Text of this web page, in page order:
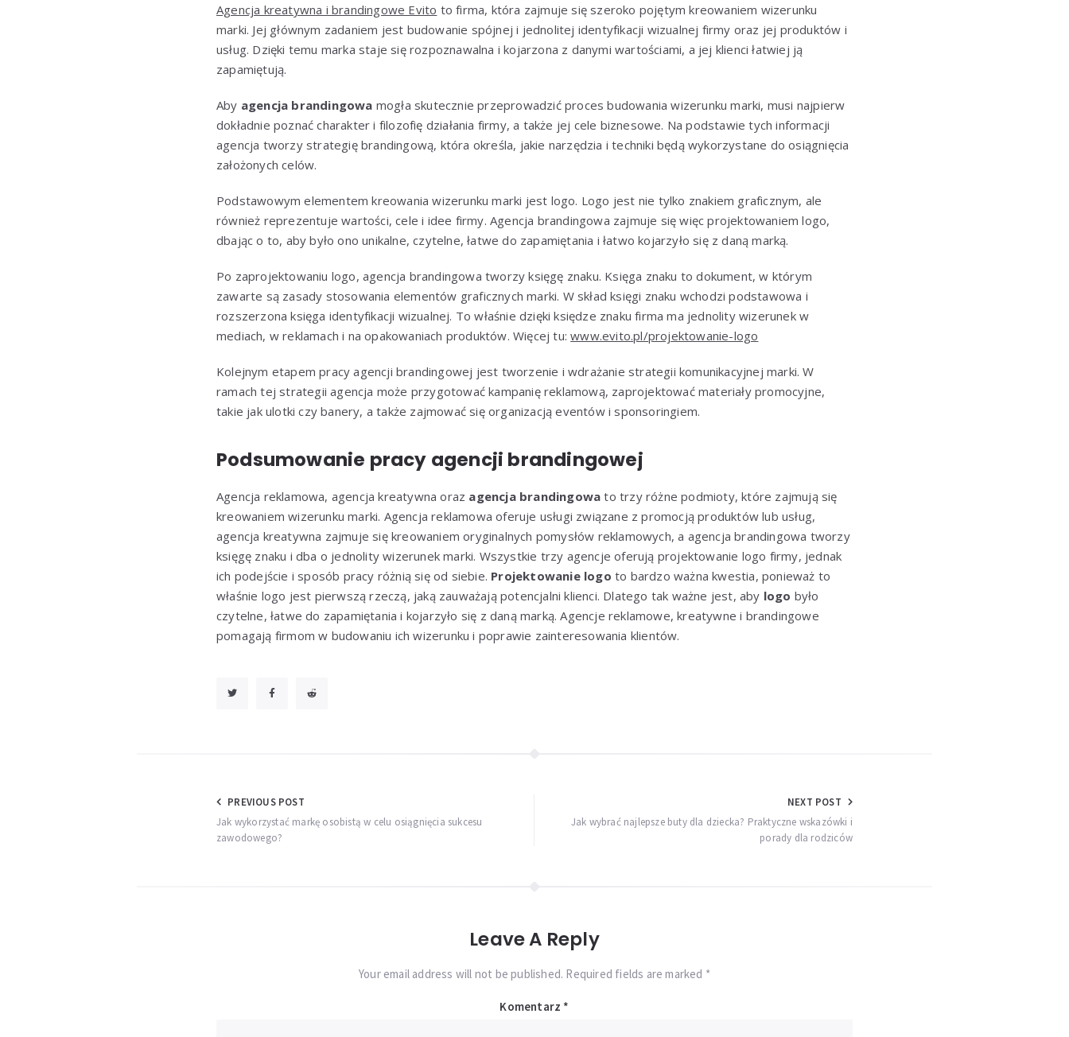
Agencja kreatywna i brandingowe Evito to firma, która zajmuje się szeroko pojętym kreowaniem wizerunku
marki. Jej głównym zadaniem jest budowanie spójnej i jednolitej identyfikacji wizualnej firmy oraz jej produktów i
usług. Dzięki temu marka staje się rozpoznawalna i kojarzona z danymi wartościami, a jej klienci łatwiej ją
zapamiętują.
Aby agencja brandingowa mogła skutecznie przeprowadzić proces budowania wizerunku marki, musi najpierw
dokładnie poznać charakter i filozofię działania firmy, a także jej cele biznesowe. Na podstawie tych informacji
agencja tworzy strategię brandingową, która określa, jakie narzędzia i techniki będą wykorzystane do osiągnięcia
założonych celów.
Podstawowym elementem kreowania wizerunku marki jest logo. Logo jest nie tylko znakiem graficznym, ale
również reprezentuje wartości, cele i idee firmy. Agencja brandingowa zajmuje się więc projektowaniem logo,
dbając o to, aby było ono unikalne, czytelne, łatwe do zapamiętania i łatwo kojarzyło się z daną marką.
Po zaprojektowaniu logo, agencja brandingowa tworzy księgę znaku. Księga znaku to dokument, w którym
zawarte są zasady stosowania elementów graficznych marki. W skład księgi znaku wchodzi podstawowa i
rozszerzona księga identyfikacji wizualnej. To właśnie dzięki księdze znaku firma ma jednolity wizerunek w
mediach, w reklamach i na opakowaniach produktów. Więcej tu:www.evito.pl/projektowanie-logo
Kolejnym etapem pracy agencji brandingowej jest tworzenie i wdrażanie strategii komunikacyjnej marki. W
ramach tej strategii agencja może przygotować kampanię reklamową, zaprojektować materiały promocyjne,
takie jak ulotki czy banery, a także zajmować się organizacją eventów i sponsoringiem.
Podsumowanie pracy agencji brandingowej
Agencja reklamowa, agencja kreatywna oraz agencja brandingowa to trzy różne podmioty, które zajmują się
kreowaniem wizerunku marki. Agencja reklamowa oferuje usługi związane z promocją produktów lub usług,
agencja kreatywna zajmuje się kreowaniem oryginalnych pomysłów reklamowych, a agencja brandingowa tworzy
księgę znaku i dba o jednolity wizerunek marki. Wszystkie trzy agencje oferują projektowanie logo firmy, jednak
ich podejście i sposób pracy różnią się od siebie. Projektowanie logo to bardzo ważna kwestia, ponieważ to
właśnie logo jest pierwszą rzeczą, jaką zauważają potencjalni klienci. Dlatego tak ważne jest, aby logo było
czytelne, łatwe do zapamiętania i kojarzyło się z daną marką. Agencje reklamowe, kreatywne i brandingowe
pomagają firmom w budowaniu ich wizerunku i poprawie zainteresowania klientów.
Nawigacja
wpisu
PREVIOUS POST
Jak wykorzystać markę osobistą w celu osiągnięcia sukcesu
zawodowego?
NEXT POST
Jak wybrać najlepsze buty dla dziecka? Praktyczne wskazówki i
porady dla rodziców
Leave A Reply
Your email address will not be published. Required fields are marked *
Komentarz *